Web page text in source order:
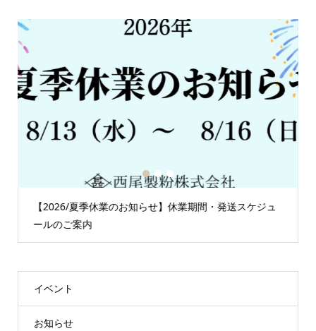
【2026/夏季休業のお知らせ】休業期間・発送スケジュ
ールのご案内
1 2 3
イベント
お知らせ